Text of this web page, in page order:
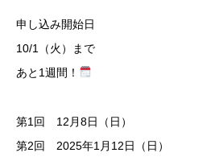
申し込み開始日
10/1（火）まで
あと1週間！
第1回 12月8日（日）
第2回 2025年1月12日（日）